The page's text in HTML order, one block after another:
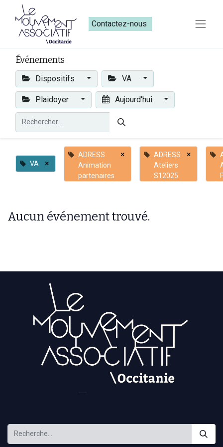
Contactez-nous​​
Événements
Dispositifs VA
Plaidoyer Aujourd'hui
VA ×
ADRESS
Animation
partenaires
×
ADRESS
Ateliers
S12025
×
Aucun événement trouvé.